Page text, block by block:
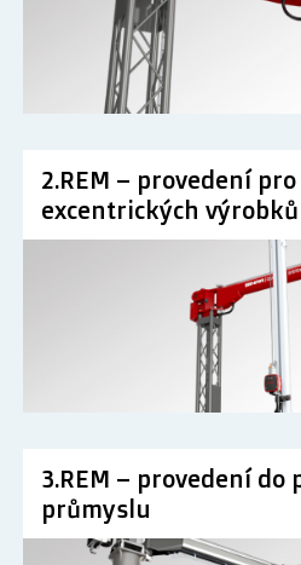
2.REM – provedení
excentrických výrobků
3.REM – provedení
průmyslu